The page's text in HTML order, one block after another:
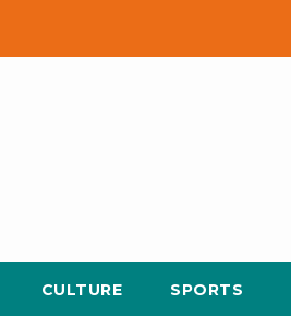
CULTURE SPORTS